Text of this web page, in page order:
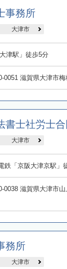
事務所
大津市
津駅」徒歩5分
0051 滋賀県大津市
書士社労士
大津市
鉄「京阪大津京駅」
0038 滋賀県大津市
務所
大津市